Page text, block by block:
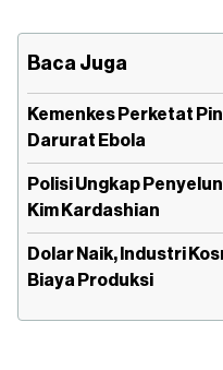
Baca Juga
Kemenkes Perketat
Darurat Ebola
Polisi Ungkap
Kim Kardashian
Dolar Naik, Industri
Biaya Produksi